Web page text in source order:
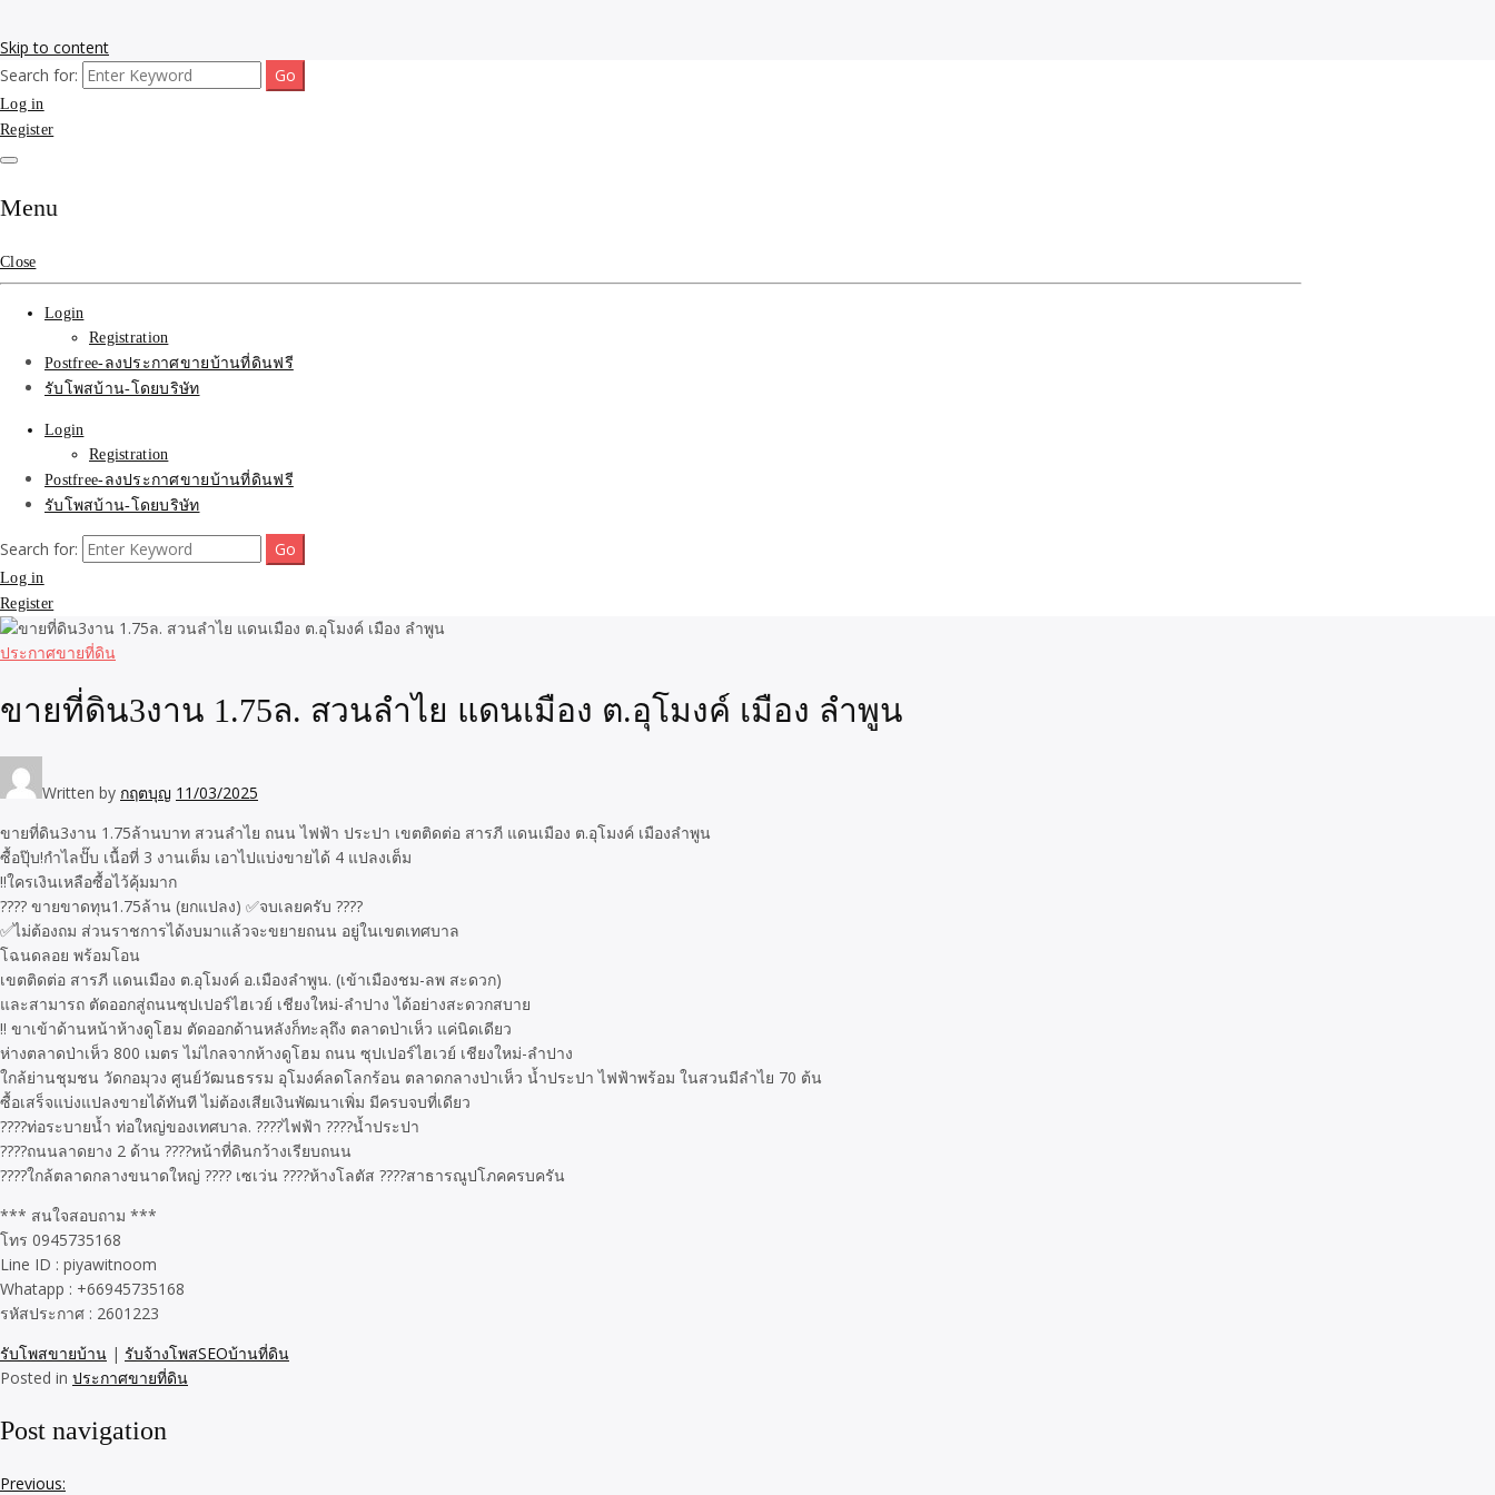
Skip to content
รับจ้างโพสขายบ้าน ติดAI Search รับทำSEOรายเดือน ติดหน้า1google ราคาถูกมาก
SEOขายของ บ้านที่ดินฟรีประกาศ ที่เดียวในเมืองไทย
รับโพสต์เว็บขายบ้าน อสังหา ทำSEOรายเดือนราคาถูก เน้นติดAI โพสต์ประกาศบ้านที่ดินฟรี SEOขายบ้าน รับจ้างโพสต์บ้านที่ดินติดหน้า1goolge ราคาถูกที่สุด ฟรีลงประกาศอสังหา รับทำSEOขายสินค้า
Search for:
Log in
Register
Menu
Close
Login
Registration
Postfree-ลงประกาศขายบ้านที่ดินฟรี
รับโพสบ้าน-โดยบริษัท
Login
Registration
Postfree-ลงประกาศขายบ้านที่ดินฟรี
รับโพสบ้าน-โดยบริษัท
Search for:
Log in
Register
ประกาศขายที่ดิน
ขายที่ดิน3งาน 1.75ล. สวนลำไย แดนเมือง ต.อุโมงค์ เมือง ลำพูน
Written by กฤตบุญ 11/03/2025
ขายที่ดิน3งาน 1.75ล้านบาท สวนลำไย ถนน ไฟฟ้า ประปา เขตติดต่อ สารภี แดนเมือง ต.อุโมงค์ เมืองลำพูน
ซื้อปุ๊บ!กำไลปั๊บ เนื้อที่ 3 งานเต็ม เอาไปแบ่งขายได้ 4 แปลงเต็ม
‼️ใครเงินเหลือซื้อไว้คุ้มมาก
???? ขายขาดทุน1.75ล้าน (ยกแปลง) ✅จบเลยครับ ????
✅ไม่ต้องถม ส่วนราชการได้งบมาแล้วจะขยายถนน อยู่ในเขตเทศบาล
โฉนดลอย พร้อมโอน
เขตติดต่อ สารภี แดนเมือง ต.อุโมงค์ อ.เมืองลำพูน. (เข้าเมืองชม-ลพ สะดวก)
และสามารถ ตัดออกสู่ถนนซุปเปอร์ไฮเวย์ เชียงใหม่-ลำปาง ได้อย่างสะดวกสบาย
‼️ ขาเข้าด้านหน้าห้างดูโฮม ตัดออกด้านหลังก็ทะลุถึง ตลาดป่าเห็ว แค่นิดเดียว
ห่างตลาดป่าเห็ว 800 เมตร ไม่ไกลจากห้างดูโฮม ถนน ซุปเปอร์ไฮเวย์ เชียงใหม่-ลำปาง
ใกล้ย่านชุมชน วัดกอมุวง ศูนย์วัฒนธรรม อุโมงค์ลดโลกร้อน ตลาดกลางป่าเห็ว น้ำประปา ไฟฟ้าพร้อม ในสวนมีลำไย 70 ต้น
ซื้อเสร็จแบ่งแปลงขายได้ทันที ไม่ต้องเสียเงินพัฒนาเพิ่ม มีครบจบที่เดียว
????ท่อระบายน้ำ ท่อใหญ่ของเทศบาล. ????ไฟฟ้า ????น้ำประปา
????ถนนลาดยาง 2 ด้าน ????หน้าที่ดินกว้างเรียบถนน
????ใกล้ตลาดกลางขนาดใหญ่ ???? เซเว่น ????ห้างโลตัส ????สาธารณูปโภคครบครัน
*** สนใจสอบถาม ***
โทร 0945735168
Line ID : piyawitnoom
Whatapp : +66945735168
รหัสประกาศ : 2601223
รับโพสขายบ้าน | รับจ้างโพสSEOบ้านที่ดิน
Posted in ประกาศขายที่ดิน
Post navigation
Previous: